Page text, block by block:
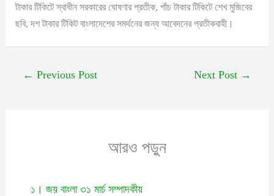
টাকার টিকিটে স্বাধীন সরকারের ঘোষণার প্রতীক, পাঁচ টাকার টিকিটে শেখ মুজিবের
ছবি, দশ টাকার টিকিট বাংলাদেশের সমর্থনের জন্য আবেদনের প্রতীকবাহী।
← Previous Post Next Post →
আরও পড়ুন
১। জয় বাংলা ৩১ মার্চ সম্পাদকীয়